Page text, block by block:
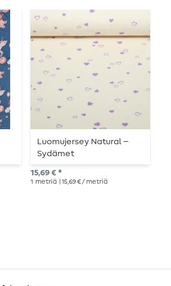
Luomujersey Natural –
Sydämet
luonnonvalkoinen liila
15,69 € *
1 metriä | 15,69 € / metriä